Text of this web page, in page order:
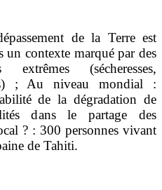
de la Terre est
un contexte marqué par des
extrêmes (sécheresses,
; Au niveau mondial :
de la dégradation de
dans le partage des
? : 300 personnes vivant
de Tahiti.